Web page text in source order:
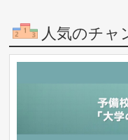
人気のチャ